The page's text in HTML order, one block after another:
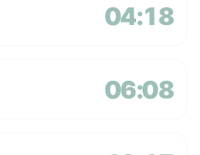
04:18
06:08